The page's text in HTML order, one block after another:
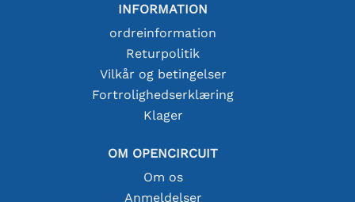
INFORMATION
ordreinformation
Returpolitik
Vilkår og betingelser
Fortrolighedserklæring
Klager
OM OPENCIRCUIT
Om os
Anmeldelser